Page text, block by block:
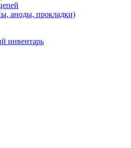
аноды, прокладки)
инвентарь